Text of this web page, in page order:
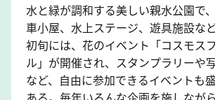
水と緑が調和する美しい親水公園で
車小屋、水上ステージ、遊具施設な
初旬には、花のイベント「コスモス
ル」が開催され、スタンプラリーや
など、自由に参加できるイベントも